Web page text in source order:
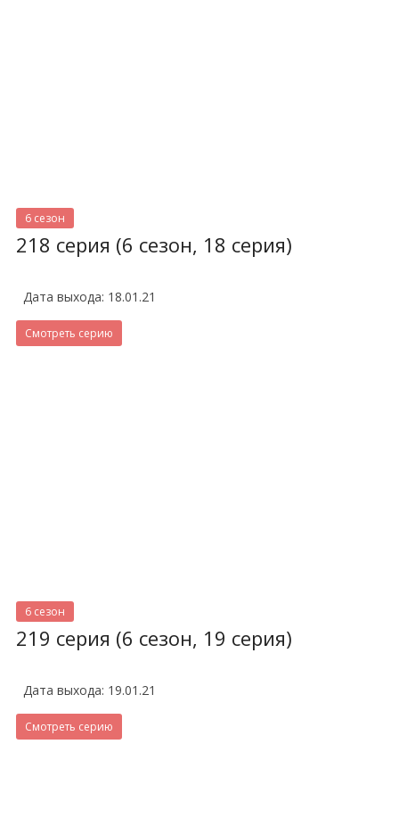
6 сезон
218 серия (6 сезон, 18 серия)
Дата выхода: 18.01.21
Смотреть серию
6 сезон
219 серия (6 сезон, 19 серия)
Дата выхода: 19.01.21
Смотреть серию